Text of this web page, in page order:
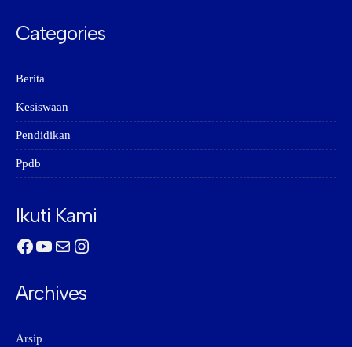
Categories
Berita
Kesiswaan
Pendidikan
Ppdb
Ikuti Kami
Facebook
YouTube
MailInstagram
Archives
Arsip